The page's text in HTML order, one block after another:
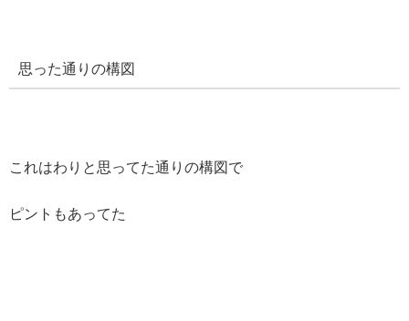
思った通りの構図
これはわりと思ってた通りの構図で
ピントもあってた